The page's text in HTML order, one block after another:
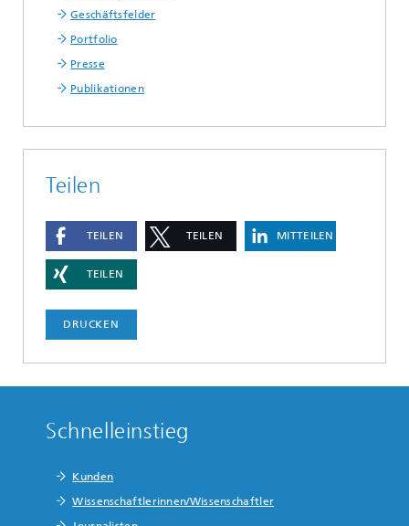
Geschäftsfelder
Portfolio
Presse
Publikationen
Teilen
TEILEN TEILEN MITTEILEN
TEILEN
DRUCKEN
Schnelleinstieg
Kunden
Wissenschaftlerinnen/Wissenschaftler